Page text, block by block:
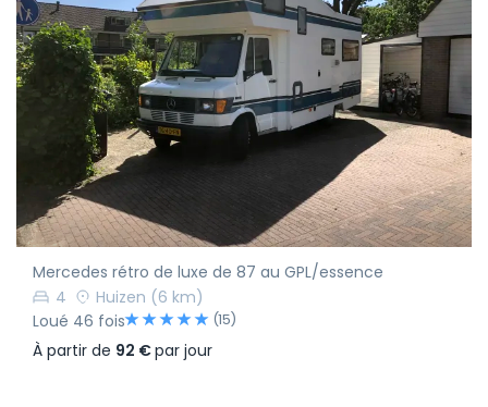
Mercedes rétro de luxe de 87 au GPL/essence
4
Huizen (6 km)
Loué 46 fois
(15)
À partir de 92 €par jour